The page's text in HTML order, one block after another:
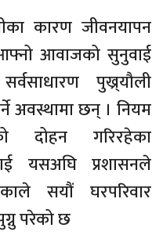
कारण जीवनयापन
आवाजको सुनुवाई
पुख्र्यौली
अवस्थामा छन् । नियम
दोहन गरिरहेका
यसअघि प्रशासनले
सयौं घरपरिवार
परेको छ